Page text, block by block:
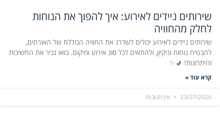
שירותים ניידים לאירוע: איך להפוך את הנוחות
לחלק מהחוויה
שירותים ניידים לאירוע יכולים לשדרג את החוויה הכוללת של האורחים,
להבטיח נוחות וניקיון, ולהתאים לכל סוג אירוע ומיקום. בואו נכיר את החשיבות
והיתרונות! 🚽✨
קרא עוד »
23/07/2026 אין תגובות